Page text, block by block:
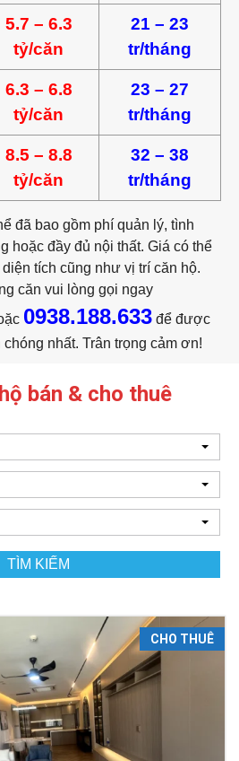
5.7 – 6.3
tỷ/căn
21 – 23
tr/tháng
6.3 – 6.8
tỷ/căn
23 – 27
tr/tháng
8.5 – 8.8
tỷ/căn
32 – 38
tr/tháng
đã bao gồm phí quản lý, tình
hoặc đầy đủ nội thất. Giá có thể
tích cũng như vị trí căn hộ.
căn vui lòng gọi ngay
0938.188.633 để được
nhất. Trân trọng cảm ơn!
bán & cho thuê
TÌM KIẾM
CHO THUÊ